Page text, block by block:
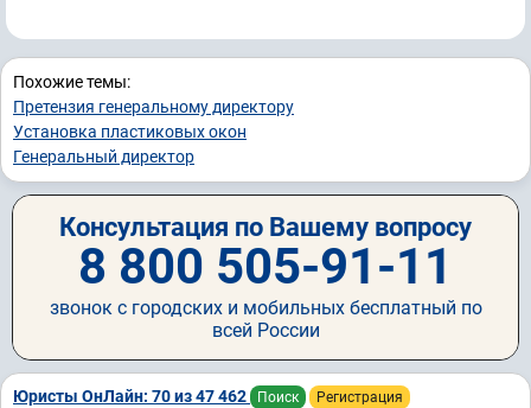
Похожие темы:
Претензия генеральному директору
Установка пластиковых окон
Генеральный директор
Консультация по Вашему вопросу
8 800 505-91-11
звонок с городских и мобильных бесплатный по
всей России
Юристы ОнЛайн: 70 из 47 462 Поиск Регистрация